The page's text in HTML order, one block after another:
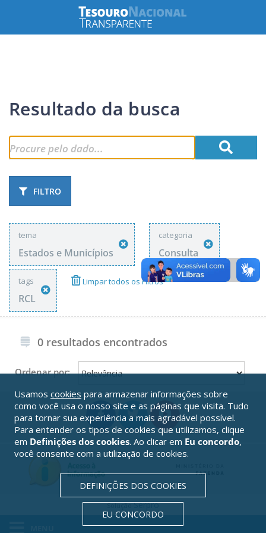
Resultado da busca
FILTRO
tema
Estados e Municípios
categoria
Consulta
tags
RCL
Limpar todos os Filtros
0 resultados encontrados
Ordenar por:
SoluçãoSerpro
Usamos cookies para armazenar informações sobre
como você usa o nosso site e as páginas que visita. Tudo
para tornar sua experiência a mais agradável possível.
Para entender os tipos de cookies que utilizamos, clique
em Definições dos cookies. Ao clicar em Eu concordo,
você consente com a utilização de cookies.
DEFINIÇÕES DOS COOKIES
EU CONCORDO